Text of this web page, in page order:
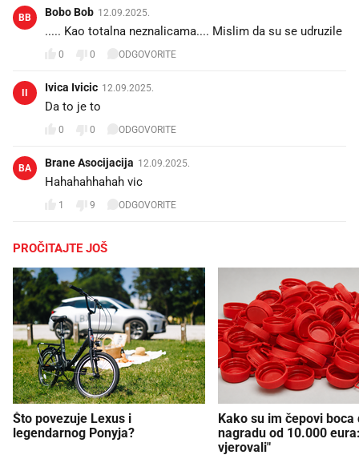
BB Bobo Bob 12.09.2025.
..... Kao totalna neznalicama.... Mislim da su se udruzile
0 0 ODGOVORITE
II Ivica Ivicic 12.09.2025.
Da to je to
0 0 ODGOVORITE
BA Brane Asocijacija 12.09.2025.
Hahahahhahah vic
1 9 ODGOVORITE
PROČITAJTE JOŠ
Što povezuje Lexus i
legendarnog Ponyja?
Kako su im čepovi boca
nagradu od 10.000
vjerovali"